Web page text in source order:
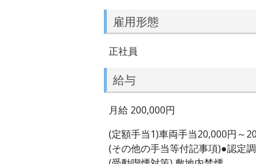
雇用形態
正社員
給与
月給 200,000円
(定額手当1)車両手当20,000円～
(その他の手当等付記事項)●認定